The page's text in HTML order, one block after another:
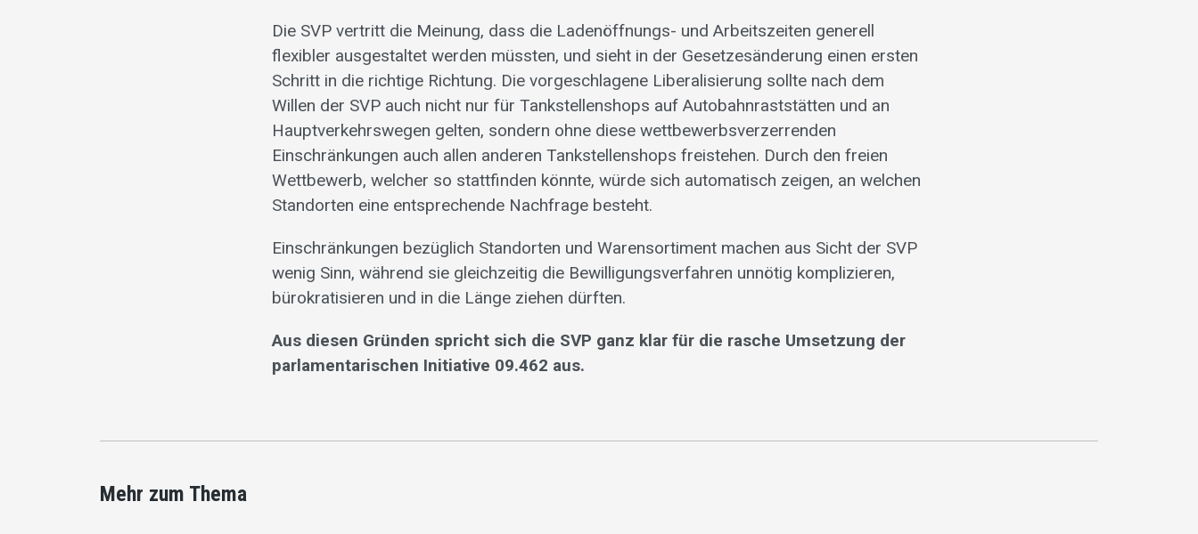
Die SVP vertritt die Meinung, dass die Ladenöffnungs- und Arbeitszeiten generell
flexibler ausgestaltet werden müssten, und sieht in der Gesetzesänderung einen ersten
Schritt in die richtige Richtung. Die vorgeschlagene Liberalisierung sollte nach dem
Willen der SVP auch nicht nur für Tankstellenshops auf Autobahnraststätten und an
Hauptverkehrswegen gelten, sondern ohne diese wettbewerbsverzerrenden
Einschränkungen auch allen anderen Tankstellenshops freistehen. Durch den freien
Wettbewerb, welcher so stattfinden könnte, würde sich automatisch zeigen, an welchen
Standorten eine entsprechende Nachfrage besteht.
Einschränkungen bezüglich Standorten und Warensortiment machen aus Sicht der SVP
wenig Sinn, während sie gleichzeitig die Bewilligungsverfahren unnötig komplizieren,
bürokratisieren und in die Länge ziehen dürften.
Aus diesen Gründen spricht sich die SVP ganz klar für die rasche Umsetzung der
parlamentarischen Initiative 09.462 aus.
Mehr zum Thema